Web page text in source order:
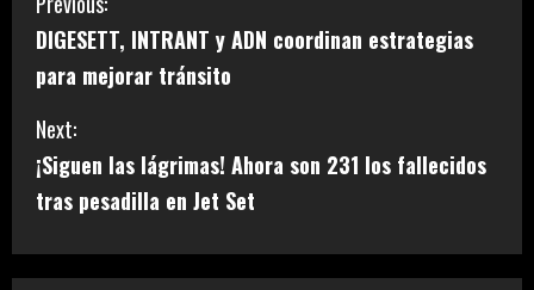
o
n
t
i
n
DIGESETT, INTRANT y ADN coordinan estrategias
para mejorar tránsito
Next:
¡Siguen las lágrimas! Ahora son 231 los fallecidos
tras pesadilla en Jet Set